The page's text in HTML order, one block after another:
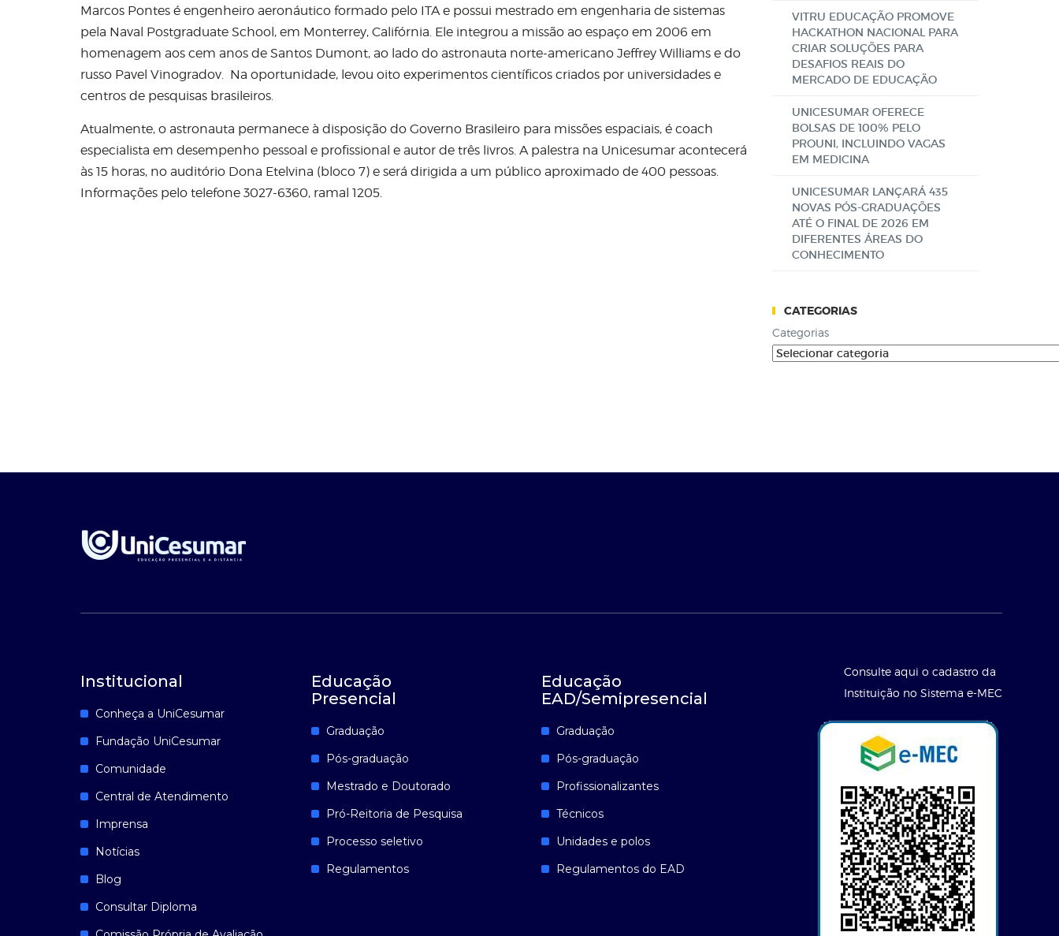
Marcos Pontes é engenheiro aeronáutico formado pelo ITA e possui mestrado em engenharia de sistemas
pela Naval Postgraduate School, em Monterrey, Califórnia. Ele integrou a missão ao espaço em 2006 em
homenagem aos cem anos de Santos Dumont, ao lado do astronauta norte-americano Jeffrey Williams e do
russo Pavel Vinogradov. Na oportunidade, levou oito experimentos científicos criados por universidades e
centros de pesquisas brasileiros.
Atualmente, o astronauta permanece à disposição do Governo Brasileiro para missões espaciais, é coach
especialista em desempenho pessoal e profissional e autor de três livros. A palestra na Unicesumar acontecerá
às 15 horas, no auditório Dona Etelvina (bloco 7) e será dirigida a um público aproximado de 400 pessoas.
Informações pelo telefone 3027-6360, ramal 1205.
VITRU EDUCAÇÃO PROMOVE
HACKATHON NACIONAL PARA
CRIAR SOLUÇÕES PARA
DESAFIOS REAIS DO
MERCADO DE EDUCAÇÃO
UNICESUMAR OFERECE
BOLSAS DE 100% PELO
PROUNI, INCLUINDO VAGAS
EM MEDICINA
UNICESUMAR LANÇARÁ 435
NOVAS PÓS-GRADUAÇÕES
ATÉ O FINAL DE 2026 EM
DIFERENTES ÁREAS DO
CONHECIMENTO
CATEGORIAS
Categorias
Institucional
Conheça a UniCesumar
Fundação UniCesumar
Comunidade
Central de Atendimento
Imprensa
Notícias
Blog
Consultar Diploma
Educação
Presencial
Graduação
Pós-graduação
Mestrado e Doutorado
Pró-Reitoria de Pesquisa
Processo seletivo
Regulamentos
Educação
EAD/Semipresencial
Graduação
Pós-graduação
Profissionalizantes
Técnicos
Unidades e polos
Regulamentos do EAD
Consulte aqui o cadastro da
Instituição no Sistema e-MEC